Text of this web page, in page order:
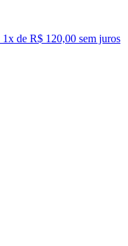
1x de R$ 120,00 sem juros